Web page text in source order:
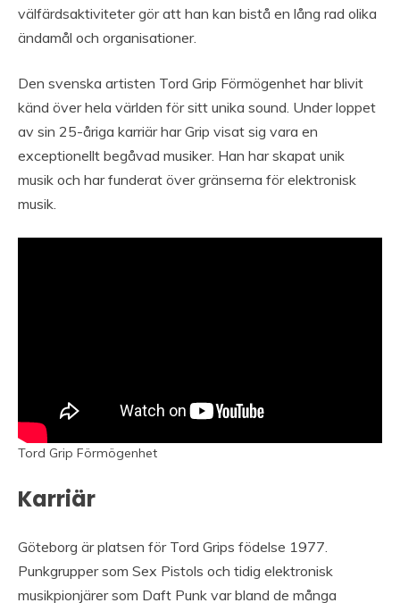
välfärdsaktiviteter gör att han kan bistå en lång rad olika
ändamål och organisationer.
Den svenska artisten Tord Grip Förmögenhet har blivit
känd över hela världen för sitt unika sound. Under loppet
av sin 25-åriga karriär har Grip visat sig vara en
exceptionellt begåvad musiker. Han har skapat unik
musik och har funderat över gränserna för elektronisk
musik.
Tord Grip Förmögenhet
Karriär
Göteborg är platsen för Tord Grips födelse 1977.
Punkgrupper som Sex Pistols och tidig elektronisk
musikpionjärer som Daft Punk var bland de många